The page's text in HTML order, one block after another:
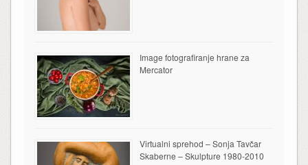
Image fotografiranje hrane za
Mercator
Virtualni sprehod – Sonja Tavčar
Skaberne – Skulpture 1980-2010